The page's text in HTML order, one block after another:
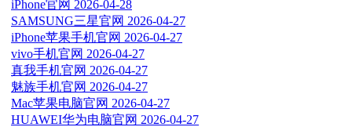
iPhone官网 2026-04-28
SAMSUNG三星官网 2026-04-27
iPhone苹果手机官网 2026-04-27
vivo手机官网 2026-04-27
真我手机官网 2026-04-27
魅族手机官网 2026-04-27
Mac苹果电脑官网 2026-04-27
HUAWEI华为电脑官网 2026-04-27